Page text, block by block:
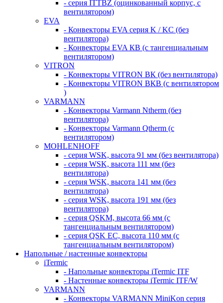
- серия ITTBZ (оцинкованный корпус, с
вентилятором)
EVA
- Конвекторы EVA серия K / KC (без
вентилятора)
- Конвекторы EVA КВ (с тангенциальным
вентилятором)
VITRON
- Конвекторы VITRON ВК (без вентилятора)
- Конвекторы VITRON ВКВ (с вентилятором
)
VARMANN
- Конвекторы Varmann Ntherm (без
вентилятора)
- Конвекторы Varmann Qtherm (с
вентилятором)
MOHLENHOFF
- серия WSK, высота 91 мм (без вентилятора)
- серия WSK, высота 111 мм (без
вентилятора)
- серия WSK, высота 141 мм (без
вентилятора)
- серия WSK, высота 191 мм (без
вентилятора)
- серия QSKM, высота 66 мм (с
тангенциальным вентилятором)
- серия QSK EC, высота 110 мм (с
тангенциальным вентилятором)
Напольные / настенные конвекторы
iTermic
- Напольные конвекторы iTermic ITF
- Настенные конвекторы iTermic ITF/W
VARMANN
- Конвекторы VARMANN MiniKon серия